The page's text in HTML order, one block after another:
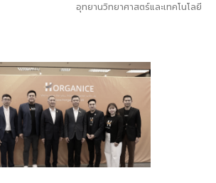
อุทยานวิทยาศาสตร์และเทคโนโลยี